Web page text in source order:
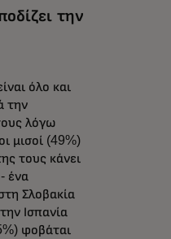
την
όλο και
την
λόγω
μισοί (49%)
τους κάνει
ένα
Σλοβακία
Ισπανία
φοβάται